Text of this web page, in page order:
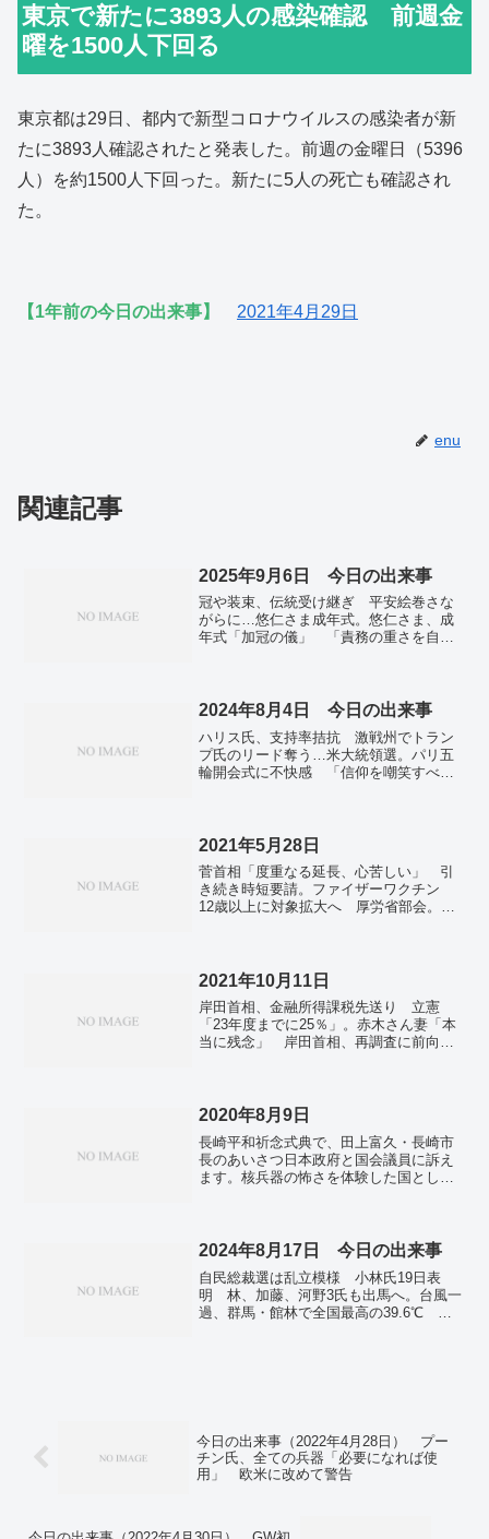
東京で新たに3893人の感染確認 前週金
曜を1500人下回る
東京都は29日、都内で新型コロナウイルスの感染者が新
たに3893人確認されたと発表した。前週の金曜日（5396
人）を約1500人下回った。新たに5人の死亡も確認され
た。
【1年前の今日の出来事】 2021年4月29日
enu
関連記事
2025年9月6日 今日の出来事
冠や装束、伝統受け継ぎ 平安絵巻さな
がらに…悠仁さま成年式。悠仁さま、成
年式「加冠の儀」 「責務の重さを自
恐れ 関東から九州は厳しい残暑に警
２歳、直腸がんで。ベニズワイガニ初水
揚げ 鳥取・境港で競り、秋到来。猛暑
に強いコメ拡大、全国１６％ ７年で面
「深く感謝」 緊張緩和へ歩み寄りか。
北朝鮮上陸作戦でミス重なる 米、潜水
艇の波で発覚か。軍事はロシア、経済は
中国 体制安定へ習氏と友好演出…正恩
氏。習氏、「枢軸」結成へ振り切れず
2024年8月4日 今日の出来事
ハリス氏、支持率拮抗 激戦州でトラン
プ氏のリード奪う…米大統領選。パリ五
輪開会式に不快感 「信仰を嘲笑すべき
与詐取事件。高気圧に覆われ最多３０１
２度…都内で３人が熱中症で重症。
2021年5月28日
菅首相「度重なる延長、心苦しい」 引
き続き時短要請。ファイザーワクチン
12歳以上に対象拡大へ 厚労省部会。台
難。円急落、110円台 米インフレ懸念で
2か月ぶり。最低税率、Ｇ7に合意機運
来週にも、税逃れに歯止め。
2021年10月11日
岸田首相、金融所得課税先送り 立憲
「23年度までに25％」。赤木さん妻「本
当に残念」 岸田首相、再調査に前向き
回る 新型コロナ。コロナ感染、半年後
嗅覚異常。「核の闇市場」の博士、死
去 国内では英雄視、国葬に大勢の市民
ら。
2020年8月9日
長崎平和祈念式典で、田上富久・長崎市
長のあいさつ日本政府と国会議員に訴え
ます。核兵器の怖さを体験した国とし
「戦争をしない」という決意...
2024年8月17日 今日の出来事
自民総裁選は乱立模様 小林氏19日表
明 林、加藤、河野3氏も出馬へ。台風一
過、群馬・館林で全国最高の39.6℃ フ
今日の出来事（2022年4月28日） プー
チン氏、全ての兵器「必要になれば使
用」 欧米に改めて警告